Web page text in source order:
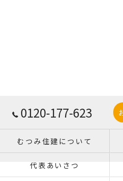
0120-177-623
むつみ住建について
代表あいさつ